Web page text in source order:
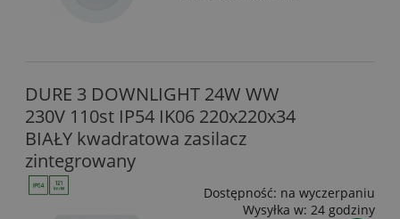
DURE 3 DOWNLIGHT 24W WW
230V 110st IP54 IK06 220x220x34
BIAŁY kwadratowa zasilacz
zintegrowany
Dostępność: na wyczerpaniu
Wysyłka w: 24 godziny